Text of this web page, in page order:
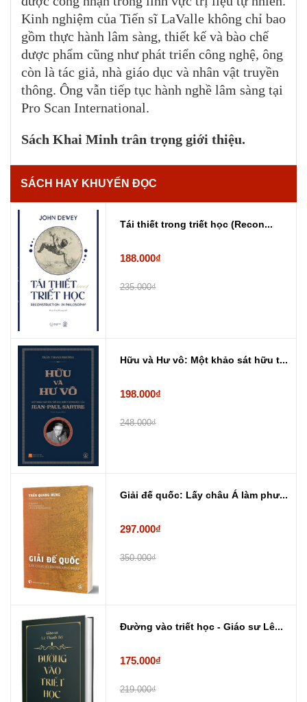
Kinh nghiệm của Tiến sĩ LaValle không chỉ bao
gồm thực hành lâm sàng, thiết kế và bào chế
dược phẩm cũng như phát triển công nghệ, ông
còn là tác giả, nhà giáo dục và nhân vật truyền
thông. Ông vẫn tiếp tục hành nghề lâm sàng tại
Pro Scan International.
Sách Khai Minh trân trọng giới thiệu.
SÁCH HAY KHUYẾN ĐỌC
Tái thiết trong triết học (Recon...
188.000₫
235.000₫
Hữu và Hư vô: Một khảo sát hữu t...
198.000₫
248.000₫
Giải đế quốc: Lấy châu Á làm phư...
297.000₫
350.000₫
Đường vào triết học - Giáo sư Lê...
175.000₫
219.000₫